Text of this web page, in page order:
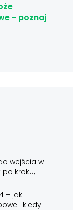
- poznaj
wejścia w
po kroku,
– jak
i kiedy